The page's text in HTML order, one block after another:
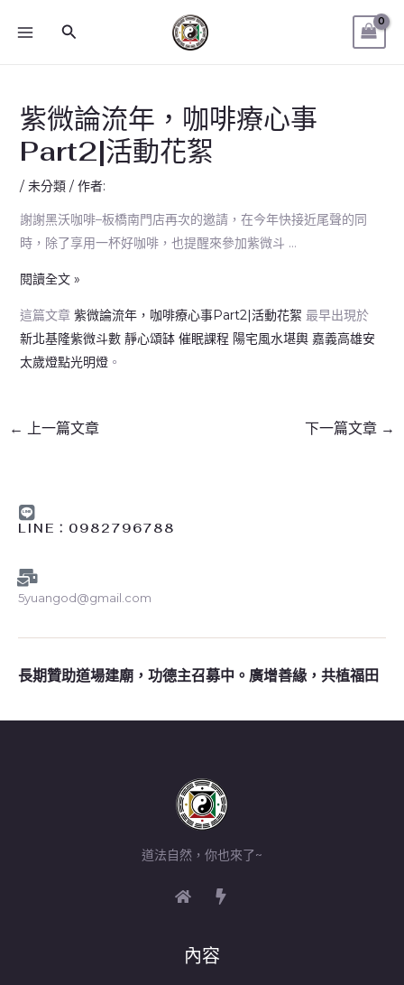
搜
紫微論流年，咖啡療心事
Part2|活動花絮
/ 未分類/ 作者:
謝謝黑沃咖啡–板橋南門店再次的邀請，在今年快接近尾聲的同
時，除了享用一杯好咖啡，也提醒來參加紫微斗 …
微
年，
咖
啡
事
Part2|
花
絮
閱讀全文 »
這篇文章 紫微論流年，咖啡療心事Part2|活動花絮 最早出現於
新北基隆紫微斗數 靜心頌缽 催眠課程 陽宅風水堪輿 嘉義高雄安
太歲燈點光明燈。
← 上一篇文章 下一篇文章 →
LINE︰0982796788
5yuangod@gmail.com
長期贊助道場建廟，功德主召募中。廣增善緣，共植福田
道法自然，你也來了~
內容